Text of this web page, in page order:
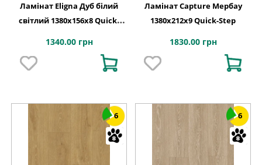
Ламінат Eligna Дуб білий
світлий 1380х156x8 Quick-
1340.00 грн
Ламінат Capture Мербау
1380х212x9 Quick-Step
1830.00 грн
6 6